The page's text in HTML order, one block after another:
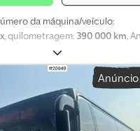
da máquina/veículo:
, quilometragem: 390 000 km,
o número de referência ao
Especificações: Ano de
390.000 km Euro 5 4x2 420
12300 mm Peso total: 19.000
útil: 4.995 kg Distância
Microfone Sanitário